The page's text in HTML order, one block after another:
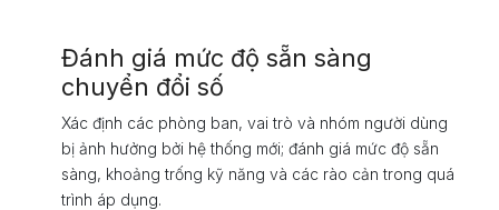
Đánh giá mức độ sẵn sàng
chuyển đổi số
Xác định các phòng ban, vai trò và nhóm người dùng
bị ảnh hưởng bởi hệ thống mới; đánh giá mức độ sẵn
sàng, khoảng trống kỹ năng và các rào cản trong quá
trình áp dụng.